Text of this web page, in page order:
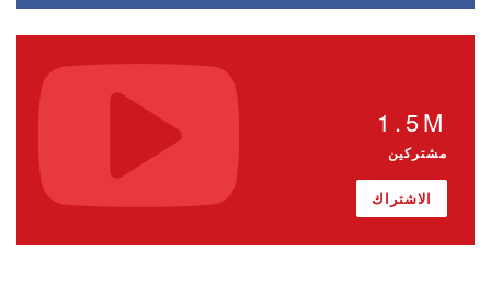
1.5M
مشتركين
الاشتراك